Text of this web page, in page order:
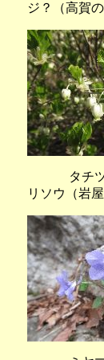
ジ？（高賀の
タチツ
リソウ（岩屋